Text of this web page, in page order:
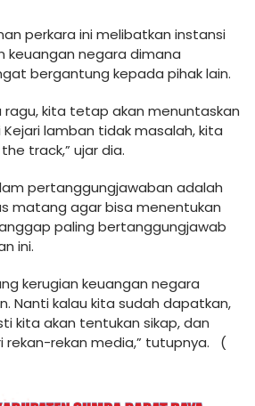
perkara ini melibatkan instansi
keuangan negara dimana
bergantung kepada pihak lain.
ragu, kita tetap akan menuntaskan
lamban tidak masalah, kita
track,” ujar dia.
pertanggungjawaban adalah
matang agar bisa menentukan
paling bertanggungjawab
ini.
kerugian keuangan negara
Nanti kalau kita sudah dapatkan,
kita akan tentukan sikap, dan
rekan-rekan media,” tutupnya. (